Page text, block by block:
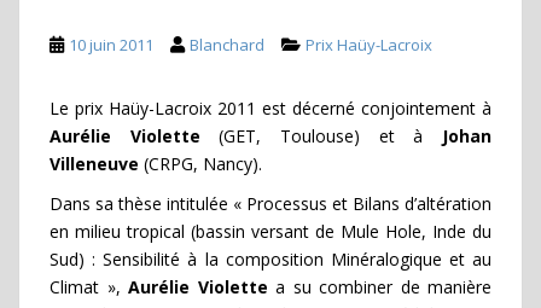
10 juin 2011 Blanchard Prix Haüy-Lacroix
Le prix Haüy-Lacroix 2011 est décerné conjointement à
Aurélie Violette (GET, Toulouse) et à
Johan
Villeneuve (CRPG, Nancy).
Dans sa thèse intitulée « Processus et Bilans d’altération
en milieu tropical (bassin versant de Mule Hole, Inde du
Sud) : Sensibilité à la composition Minéralogique et au
Climat », Aurélie Violette a su combiner de manière